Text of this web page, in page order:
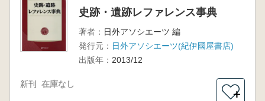
史跡・遺跡レファレンス事典
著者： 日外アソシエーツ 編
発行元： 日外アソシエーツ(紀伊國屋書店)
出版年： 2013/12
新刊 在庫なし
＋